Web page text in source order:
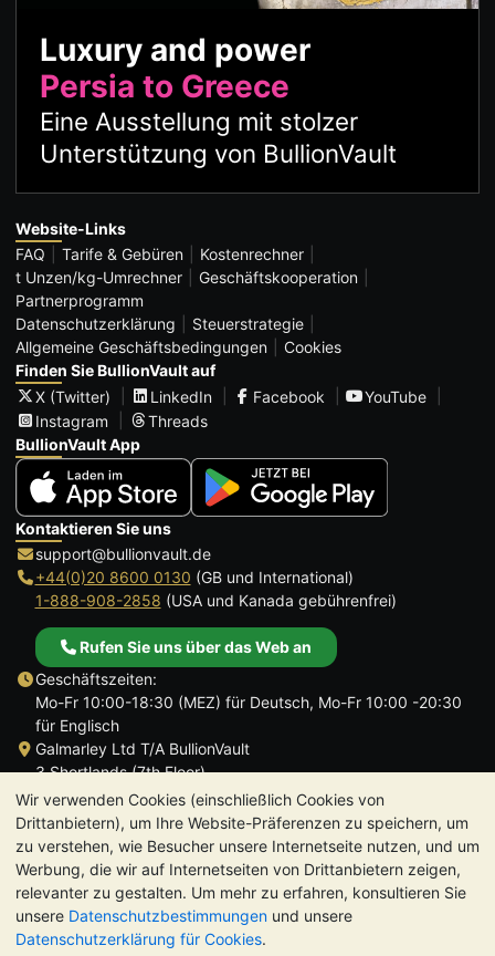
Wir verwenden Cookies (einschließlich Cookies von
Drittanbietern), um Ihre Website-Präferenzen zu speichern, um
zu verstehen, wie Besucher unsere Internetseite nutzen, und um
Werbung, die wir auf Internetseiten von Drittanbietern zeigen,
relevanter zu gestalten. Um mehr zu erfahren, konsultieren Sie
unsere Datenschutzbestimmungen und unsere
Datenschutzerklärung für Cookies.
Luxury and power
Persia to Greece
Eine Ausstellung mit stolzer
Unterstützung von BullionVault
Website-Links
FAQ
Tarife & Gebüren
Kostenrechner
t Unzen/kg-Umrechner
Geschäftskooperation
Partnerprogramm
Datenschutzerklärung
Steuerstrategie
Allgemeine Geschäftsbedingungen
Cookies
Finden Sie BullionVault auf
X (Twitter)
LinkedIn Facebook
YouTube
Instagram
Threads
BullionVault App
Kontaktieren Sie uns
support@bullionvault.de
+44(0)20 8600 0130 (GB und International)
1-888-908-2858 (USA und Kanada gebührenfrei)
Rufen Sie uns über das Web an
Geschäftszeiten:
Mo-Fr 10:00-18:30 (MEZ) für Deutsch, Mo-Fr 10:00 -20:30
für Englisch
Galmarley Ltd T/A BullionVault
3 Shortlands (7th Floor)
Hammersmith
London
W6 8DA
Großbritannien